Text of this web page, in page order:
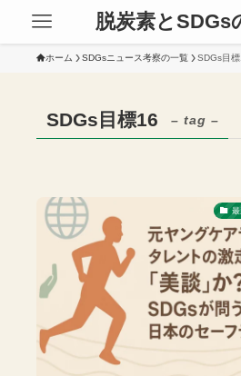
脱炭素とSDGs
ホーム SDGsニュース考察の一覧 SDGs目
SDGs目標16 – tag –